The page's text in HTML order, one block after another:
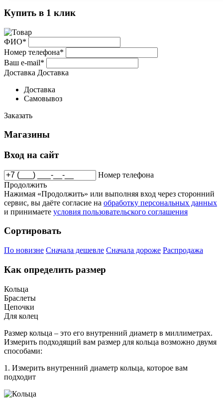
Купить в 1 клик
ФИО*
Номер телефона*
Ваш e-mail*
Доставка Доставка
Доставка
Самовывоз
Заказать
Магазины
Вход на сайт
Номер телефона
Продолжить
Нажимая «Продолжить» или выполняя вход через сторонний
сервис, вы даёте согласие на обработку персональных данных
и принимаете условия пользовательского соглашения
Сортировать
По новизне Сначала дешевле Сначала дороже Распродажа
Как определить размер
Кольца
Браслеты
Цепочки
Для колец
Размер кольца – это его внутренний диаметр в миллиметрах.
Измерить подходящий вам размер для кольца возможно двумя
способами:
1. Измерить внутренний диаметр кольца, которое вам
подходит